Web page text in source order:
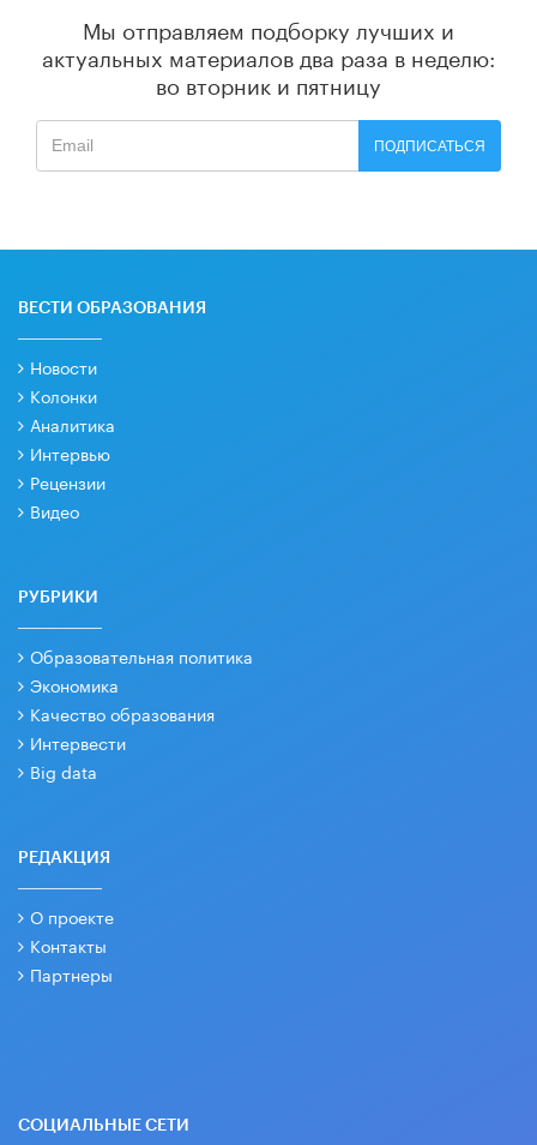
Мы отправляем подборку лучших и
актуальных материалов два раза в неделю:
во вторник и пятницу
ПОДПИСАТЬСЯ
ВЕСТИ ОБРАЗОВАНИЯ
Новости
Колонки
Аналитика
Интервью
Рецензии
Видео
РУБРИКИ
Образовательная политика
Экономика
Качество образования
Интервести
Big data
РЕДАКЦИЯ
О проекте
Контакты
Партнеры
СОЦИАЛЬНЫЕ СЕТИ